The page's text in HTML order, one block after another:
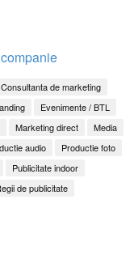
Consultanta de marketing
Evenimente / BTL
Marketing direct
Media
audio
Productie foto
Publicitate indoor
de publicitate